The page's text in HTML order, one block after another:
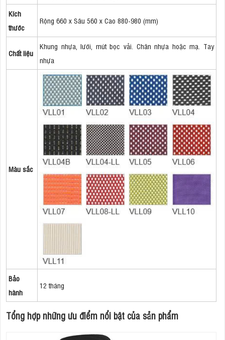
Kích
thước
Rộng 660 x Sâu 560 x Cao 880-980 (mm)
Chất liệu
Khung nhựa, lưới, mút bọc vải. Chân nhựa hoặc mạ. Tay
nhựa
Màu sắc
Bảo
hành
12 tháng
Tổng hợp những ưu điểm nổi bật của sản phẩm